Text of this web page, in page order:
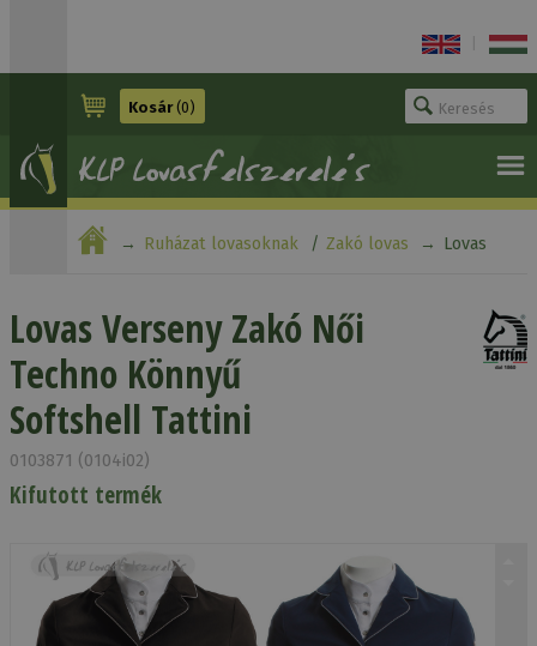
Kosár(0)
Ruházat lovasoknak Zakó lovas Lovas
Lovas Verseny Zakó Női
Techno Könnyű
Softshell Tattini
0103871 (0104i02)
Kifutott termék